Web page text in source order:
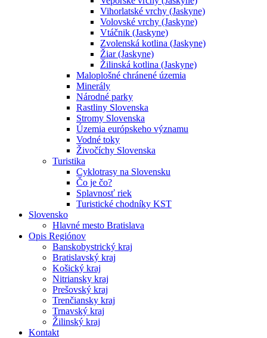
Vihorlatské vrchy (Jaskyne)
Volovské vrchy (Jaskyne)
Vtáčnik (Jaskyne)
Zvolenská kotlina (Jaskyne)
Žiar (Jaskyne)
Žilinská kotlina (Jaskyne)
Maloplošné chránené územia
Minerály
Národné parky
Rastliny Slovenska
Stromy Slovenska
Územia európskeho významu
Vodné toky
Živočíchy Slovenska
Turistika
Cyklotrasy na Slovensku
Čo je čo?
Splavnosť riek
Turistické chodníky KST
Slovensko
Hlavné mesto Bratislava
Opis Regiónov
Banskobystrický kraj
Bratislavský kraj
Košický kraj
Nitriansky kraj
Prešovský kraj
Trenčiansky kraj
Trnavský kraj
Žilinský kraj
Kontakt